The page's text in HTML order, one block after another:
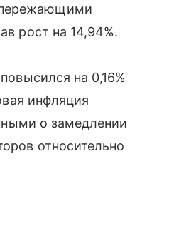
рост на 14,94%.
на 0,16%
инфляция
о замедлении
относительно